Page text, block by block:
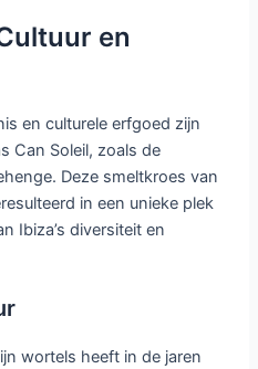
en
en culturele erfgoed zijn
Can Soleil, zoals de
Deze smeltkroes van
in een unieke plek
Ibiza’s diversiteit en
wortels heeft in de jaren